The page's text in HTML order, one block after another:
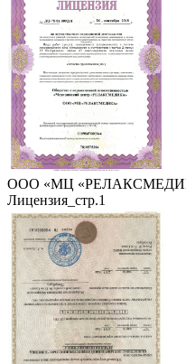
ООО «МЦ
Лицензия_стр.1